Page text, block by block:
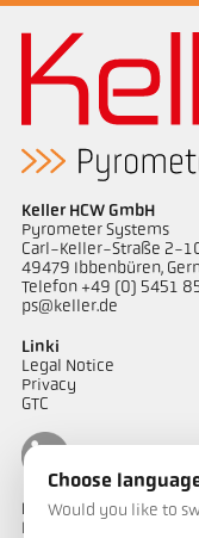
Keller HCW GmbH
Pyrometer Systems
Carl-Keller-Straße 2-
49479 Ibbenbüren,
Telefon +49 (0) 5451
ps@keller.de
Linki
Legal Notice
Privacy
GTC
Kontakt
Mają Państwo pytania
Choose
Would you like to